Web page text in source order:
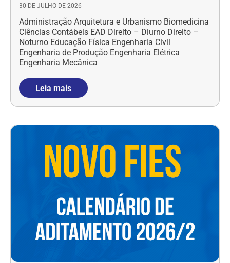
30 DE JULHO DE 2026
Administração Arquitetura e Urbanismo Biomedicina
Ciências Contábeis EAD Direito – Diurno Direito –
Noturno Educação Física Engenharia Civil
Engenharia de Produção Engenharia Elétrica
Engenharia Mecânica
Leia mais